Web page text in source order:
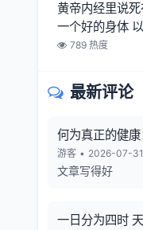
黄帝内经里说
一个好的身体
789 热度
最新评论
何为真正的健
向外寻觅
游客 • 2026-07-
文章写得好
一日分为四时